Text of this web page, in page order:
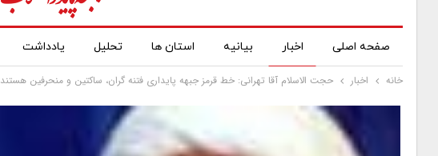
صفحه اصلی اخبار بیانیه استان ها تحلیل یادداشت
خانه اخبار حجت الاسلام آقا تهرانی: خط قرمز جبهه پایداری فتنه گران، ساکتین و منحرفین هستند